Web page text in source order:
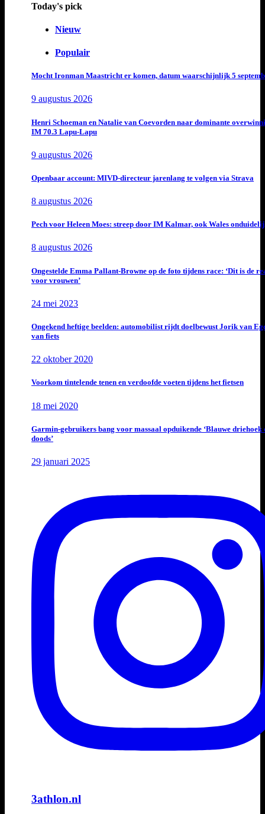
Today's pick
Nieuw
Populair
Mocht Ironman Maastricht er komen, datum waarschijnlijk 5
9 augustus 2026
Henri Schoeman en Natalie van Coevorden naar dominante
IM 70.3 Lapu-Lapu
9 augustus 2026
Openbaar account: MIVD-directeur jarenlang te volgen via Strava
8 augustus 2026
Pech voor Heleen Moes: streep door IM Kalmar, ook Wales
8 augustus 2026
Ongestelde Emma Pallant-Browne op de foto tijdens race: ‘Dit is de
voor vrouwen’
24 mei 2023
Ongekend heftige beelden: automobilist rijdt doelbewust Jorik van
van fiets
22 oktober 2020
Voorkom tintelende tenen en verdoofde voeten tijdens het fietsen
18 mei 2020
Garmin-gebruikers bang voor massaal opduikende ‘Blauwe driehoek
doods’
29 januari 2025
3athlon.nl